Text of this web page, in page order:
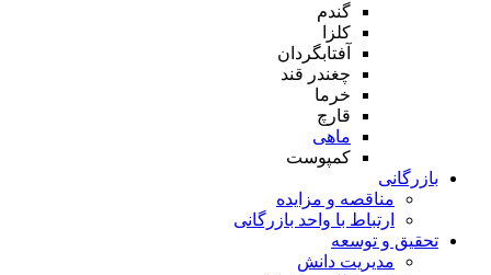
گندم
کلزا
آفتابگردان
چغندر قند
خرما
قارچ
ماهی
کمپوست
بازرگانی
مناقصه و مزایده
ارتباط با واحد بازرگانی
تحقیق و توسعه
مدیریت دانش